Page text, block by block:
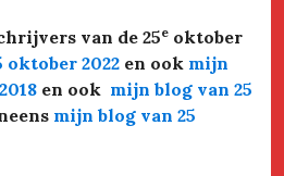
van de 25e oktober
oktober 2022 en ook mijn
en ook mijn blog van 25
mijn blog van 25